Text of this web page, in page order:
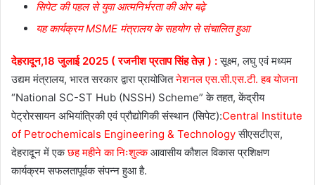
सिपेट की पहल से युवा आत्मनिर्भरता की ओर बढ़े
यह कार्यक्रम MSME मंत्रालय के सहयोग से संचालित हुआ
देहरादून,18 जुलाई 2025 ( रजनीश प्रताप सिंह तेज़ ) : सूक्ष्म, लघु एवं मध्यम
उद्यम मंत्रालय, भारत सरकार द्वारा प्रायोजितनेशनल एस.सी.एस.टी. हब योजना
“National SC-ST Hub (NSSH) Scheme” के तहत, केंद्रीय
पेट्रोरसायन अभियांत्रिकी एवं प्रौद्योगिकी संस्थान (सिपेट):Central Institute
of Petrochemicals Engineering & Technologyसीएसटीएस,
देहरादून में एकछह महीने का निःशुल्कआवासीय कौशल विकास प्रशिक्षण
कार्यक्रम सफलतापूर्वक संपन्न हुआ है.